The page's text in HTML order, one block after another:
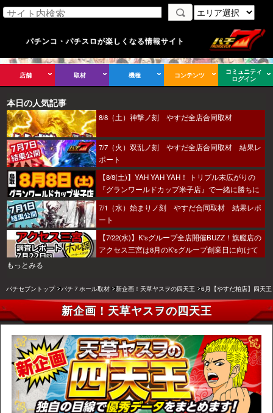
パチンコ・パチスロが楽しくなる情報サイト
店舗 取材 機種 コンテンツ
コミュニティ
ログイン
本日の人気記事
8/8（土）神撃ノ刻 やすだ全店合同取材
7/7（火）双乱ノ刻 やすだ全店合同取材 結果レ
ポート
【8/8(土)】YAH YAH YAH！ トリプル末広がりの
『グランワールドカップ米子店』で一緒に勝ちに
行こうか～！
7/1（水）始まりノ刻 やすだ合同取材 結果レポ
ート
【7/22(水)】K'sグループ全店開催BUZZ！旗艦店の
アクセス三宮は8月のK'sグループ創業日に向けて
もっとみる
パチセブントップ パチ７ホール取材 新企画！天草ヤスヲの四天王 6月【やすだ柏店】四天王
新企画！天草ヤスヲの四天王